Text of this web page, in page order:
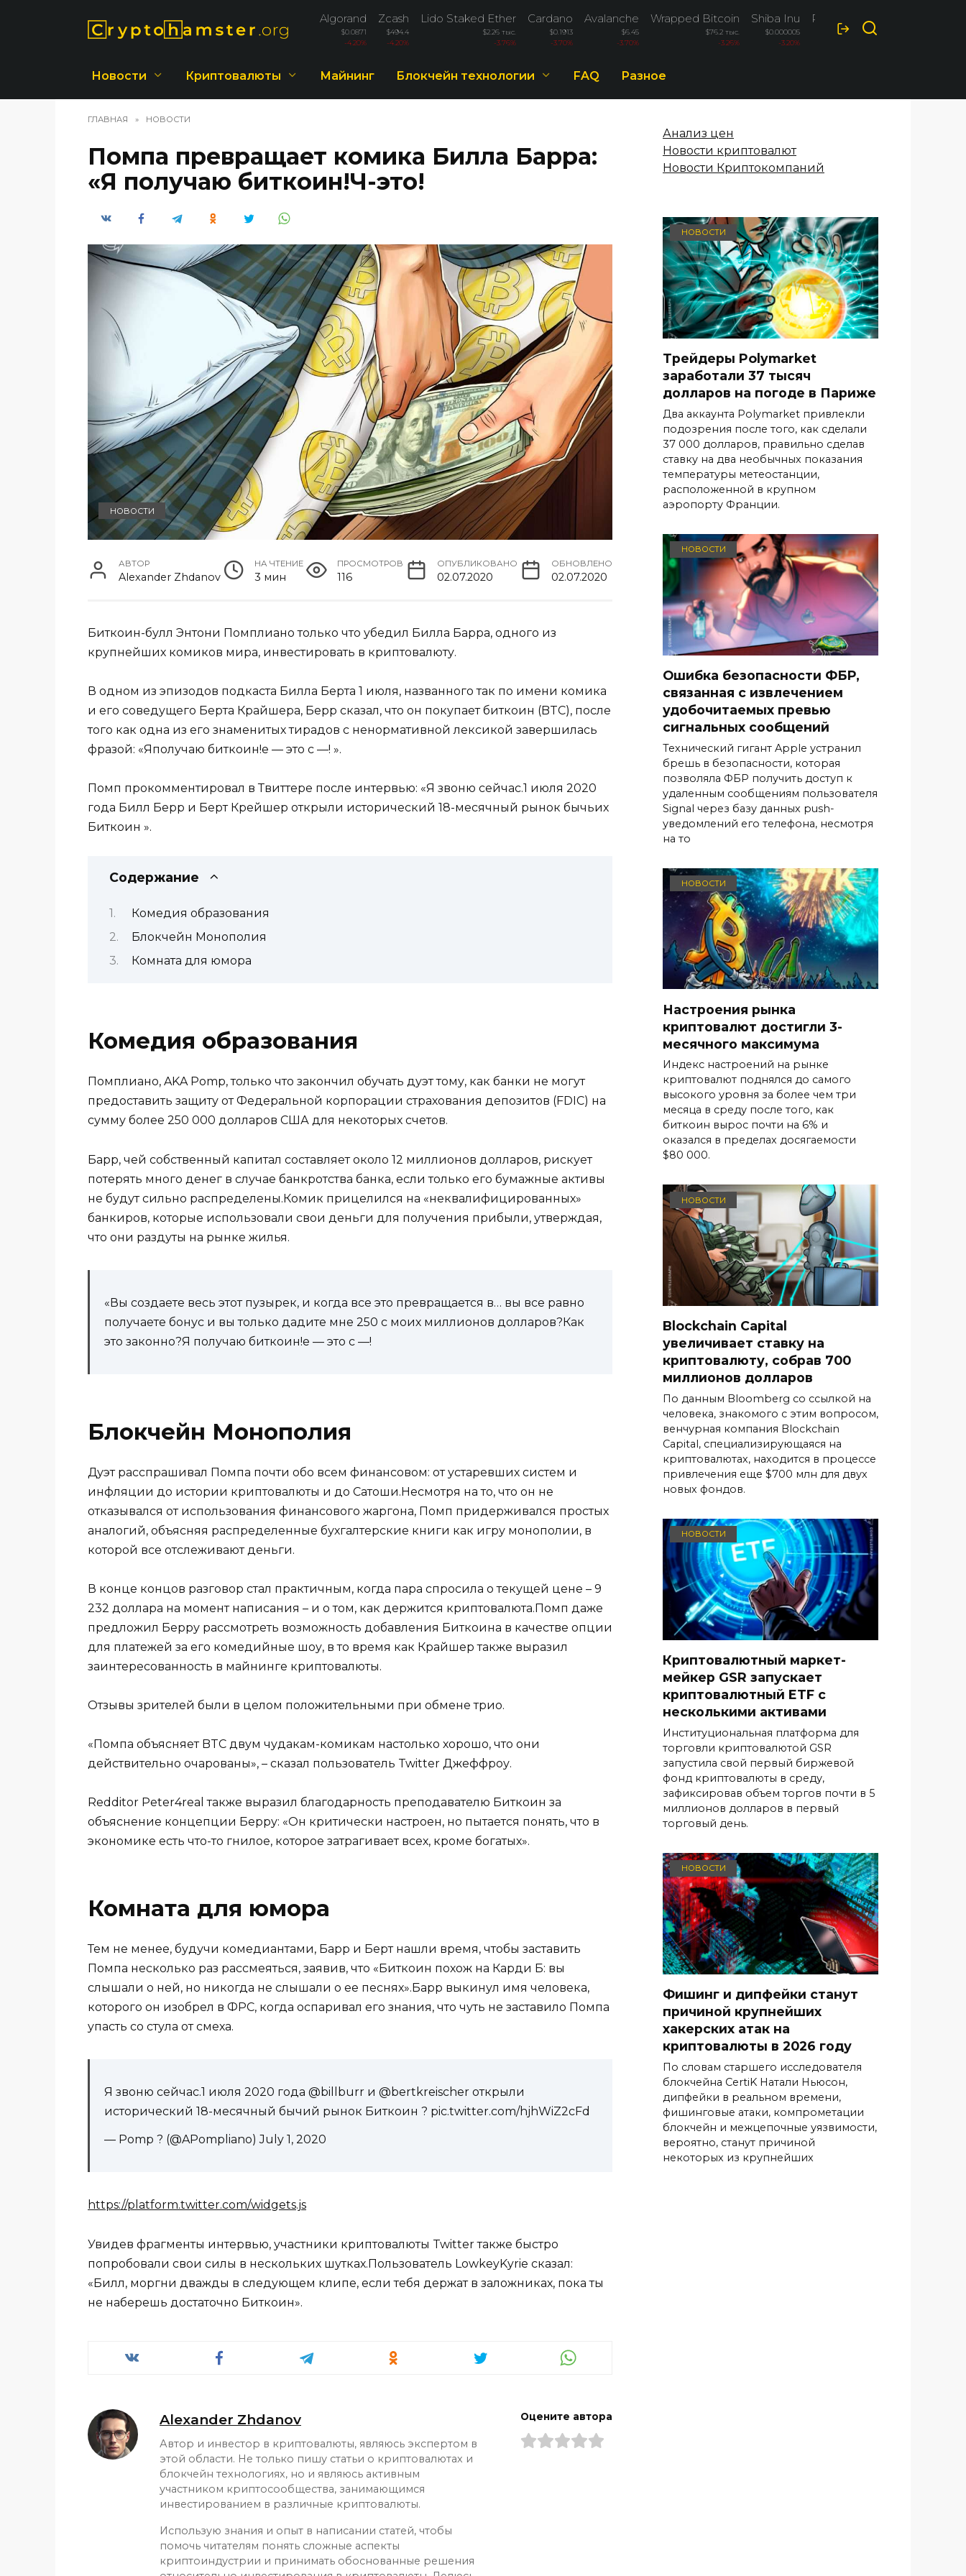
Algorand
$0.0871
-4.20%
Zcash
$494.4
-4.20%
Lido Staked Ether
$2.26 тыс.
-3.76%
Cardano
$0.1913
-3.70%
Avalanche
$6.45
-3.70%
Wrapped Bitcoin
$76.2 тыс.
-3.26%
Shiba Inu
$0.000005
-3.20%
Polkadot
$0.826
Новости Криптовалюты Майнинг Блокчейн технологии FAQ Разное
ГЛАВНАЯ » НОВОСТИ
Помпа превращает комика Билла Барра:
«Я получаю биткоин!Ч-это!
НОВОСТИ
АВТОР
Alexander Zhdanov
НА ЧТЕНИЕ
3 мин
ПРОСМОТРОВ
116
ОПУБЛИКОВАНО
02.07.2020
ОБНОВЛЕНО
02.07.2020
Биткоин-булл Энтони Помплиано только что убедил Билла Барра, одного из
крупнейших комиков мира, инвестировать в криптовалюту.
В одном из эпизодов подкаста Билла Берта 1 июля, названного так по имени комика
и его соведущего Берта Крайшера, Берр сказал, что он покупает биткоин (BTC), после
того как одна из его знаменитых тирадов с ненормативной лексикой завершилась
фразой: «Яполучаю биткоин!е — это с —! ».
Помп прокомментировал в Твиттере после интервью: «Я звоню сейчас.1 июля 2020
года Билл Берр и Берт Крейшер открыли исторический 18-месячный рынок бычьих
Биткоин ».
Содержание
Комедия образования
Блокчейн Монополия
Комната для юмора
Комедия образования
Помплиано, AKA Pomp, только что закончил обучать дуэт тому, как банки не могут
предоставить защиту от Федеральной корпорации страхования депозитов (FDIC) на
сумму более 250 000 долларов США для некоторых счетов.
Барр, чей собственный капитал составляет около 12 миллионов долларов, рискует
потерять много денег в случае банкротства банка, если только его бумажные активы
не будут сильно распределены.Комик прицелился на «неквалифицированных»
банкиров, которые использовали свои деньги для получения прибыли, утверждая,
что они раздуты на рынке жилья.
«Вы создаете весь этот пузырек, и когда все это превращается в… вы все равно
получаете бонус и вы только дадите мне 250 с моих миллионов долларов?Как
это законно?Я получаю биткоин!е — это с —!
Блокчейн Монополия
Дуэт расспрашивал Помпа почти обо всем финансовом: от устаревших систем и
инфляции до истории криптовалюты и до Сатоши.Несмотря на то, что он не
отказывался от использования финансового жаргона, Помп придерживался простых
аналогий, объясняя распределенные бухгалтерские книги как игру монополии, в
которой все отслеживают деньги.
В конце концов разговор стал практичным, когда пара спросила о текущей цене – 9
232 доллара на момент написания – и о том, как держится криптовалюта.Помп даже
предложил Берру рассмотреть возможность добавления Биткоина в качестве опции
для платежей за его комедийные шоу, в то время как Крайшер также выразил
заинтересованность в майнинге криптовалюты.
Отзывы зрителей были в целом положительными при обмене трио.
«Помпа объясняет BTC двум чудакам-комикам настолько хорошо, что они
действительно очарованы», – сказал пользователь Twitter Джеффроу.
Redditor Peter4real также выразил благодарность преподавателю Биткоин за
объяснение концепции Берру: «Он критически настроен, но пытается понять, что в
экономике есть что-то гнилое, которое затрагивает всех, кроме богатых».
Комната для юмора
Тем не менее, будучи комедиантами, Барр и Берт нашли время, чтобы заставить
Помпа несколько раз рассмеяться, заявив, что «Биткоин похож на Карди Б: вы
слышали о ней, но никогда не слышали о ее песнях».Барр выкинул имя человека,
которого он изобрел в ФРС, когда оспаривал его знания, что чуть не заставило Помпа
упасть со стула от смеха.
Я звоню сейчас.1 июля 2020 года @billburr и @bertkreischer открыли
исторический 18-месячный бычий рынок Биткоин ? pic.twitter.com/hjhWiZ2cFd
— Pomp ? (@APompliano) July 1, 2020
https://platform.twitter.com/widgets.js
Увидев фрагменты интервью, участники криптовалюты Twitter также быстро
попробовали свои силы в нескольких шутках.Пользователь LowkeyKyrie сказал:
«Билл, моргни дважды в следующем клипе, если тебя держат в заложниках, пока ты
не наберешь достаточно Биткоин».
Alexander Zhdanov
Автор и инвестор в криптовалюты, являюсь экспертом в
этой области. Не только пишу статьи о криптовалютах и
блокчейн технологиях, но и являюсь активным
участником криптосообщества, занимающимся
инвестированием в различные криптовалюты.
Использую знания и опыт в написании статей, чтобы
помочь читателям понять сложные аспекты
криптоиндустрии и принимать обоснованные решения
Оцените автора
Анализ цен
Новости криптовалют
Новости Криптокомпаний
НОВОСТИ
Трейдеры Polymarket
заработали 37 тысяч
долларов на погоде в Париже
Два аккаунта Polymarket привлекли
подозрения после того, как сделали
37 000 долларов, правильно сделав
ставку на два необычных показания
температуры метеостанции,
расположенной в крупном
аэропорту Франции.
НОВОСТИ
Ошибка безопасности ФБР,
связанная с извлечением
удобочитаемых превью
сигнальных сообщений
Технический гигант Apple устранил
брешь в безопасности, которая
позволяла ФБР получить доступ к
удаленным сообщениям пользователя
Signal через базу данных push-
уведомлений его телефона, несмотря
на то
НОВОСТИ
Настроения рынка
криптовалют достигли 3-
месячного максимума
Индекс настроений на рынке
криптовалют поднялся до самого
высокого уровня за более чем три
месяца в среду после того, как
биткоин вырос почти на 6% и
оказался в пределах досягаемости
$80 000.
НОВОСТИ
Blockchain Capital
увеличивает ставку на
криптовалюту, собрав 700
миллионов долларов
По данным Bloomberg со ссылкой на
человека, знакомого с этим вопросом,
венчурная компания Blockchain
Capital, специализирующаяся на
криптовалютах, находится в процессе
привлечения еще $700 млн для двух
новых фондов.
НОВОСТИ
Криптовалютный маркет-
мейкер GSR запускает
криптовалютный ETF с
несколькими активами
Институциональная платформа для
торговли криптовалютой GSR
запустила свой первый биржевой
фонд криптовалюты в среду,
зафиксировав объем торгов почти в 5
миллионов долларов в первый
торговый день.
НОВОСТИ
Фишинг и дипфейки станут
причиной крупнейших
хакерских атак на
криптовалюты в 2026 году
По словам старшего исследователя
блокчейна CertiK Натали Ньюсон,
дипфейки в реальном времени,
фишинговые атаки, компрометации
блокчейн и межцепочные уязвимости,
вероятно, станут причиной
некоторых из крупнейших